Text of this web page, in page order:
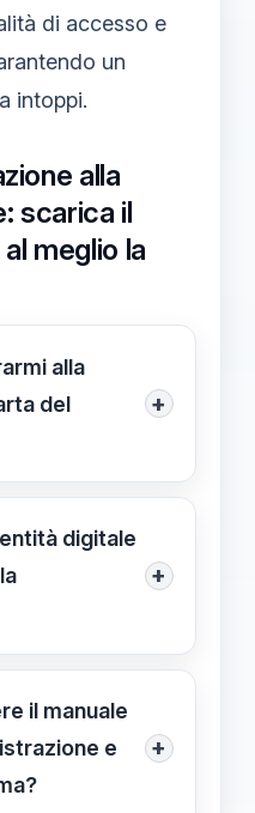
di accesso e
un
intoppi.
alla
scarica il
meglio la
alla
del
+
su "Registrati o
e inserisci i
tramite
i passaggi
digitale
+
uno SPID di
una CIE (Carta
per garantire
il manuale
e
+